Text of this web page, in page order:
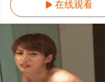
 在线观看